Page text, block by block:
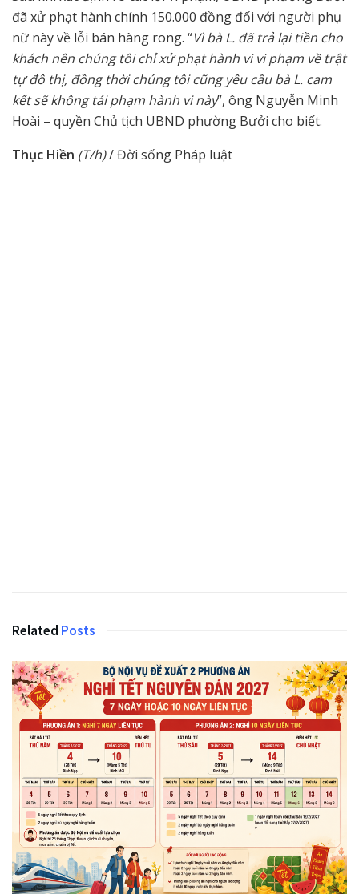
đã xử phạt hành chính 150.000 đồng đối với người phụ
nữ này về lỗi bán hàng rong. “Vì bà L. đã trả lại tiền cho
khách nên chúng tôi chỉ xử phạt hành vi vi phạm về trật
tự đô thị, đồng thời chúng tôi cũng yêu cầu bà L. cam
kết sẽ không tái phạm hành vi này”, ông Nguyễn Minh
Hoài – quyền Chủ tịch UBND phường Bưởi cho biết.
Thục Hiền (T/h)/ Đời sống Pháp luật
Related Posts